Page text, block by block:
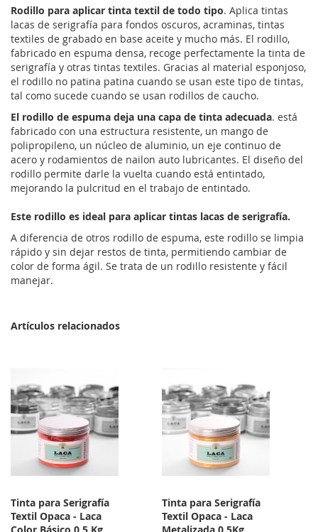
Rodillo para aplicar tinta textil de todo tipo. Aplica tintas
lacas de serigrafía para fondos oscuros, acraminas, tintas
textiles de grabado en base aceite y mucho más. El rodillo,
fabricado en espuma densa, recoge perfectamente la tinta de
serigrafía y otras tintas textiles. Gracias al material esponjoso,
el rodillo no patina patina cuando se usan este tipo de tintas,
tal como sucede cuando se usan rodillos de caucho.
El rodillo de espuma deja una capa de tinta adecuada. está
fabricado con una estructura resistente, un mango de
polipropileno, un núcleo de aluminio, un eje continuo de
acero y rodamientos de nailon auto lubricantes. El diseño del
rodillo permite darle la vuelta cuando está entintado,
mejorando la pulcritud en el trabajo de entintado.
Este rodillo es ideal para aplicar tintas lacas de serigrafía.
A diferencia de otros rodillo de espuma, este rodillo se limpia
rápido y sin dejar restos de tinta, permitiendo cambiar de
color de forma ágil. Se trata de un rodillo resistente y fácil
manejar.
Artículos relacionados
Tinta para Serigrafía
Textil Opaca - Laca
Tinta para Serigrafía
Textil Opaca - Laca